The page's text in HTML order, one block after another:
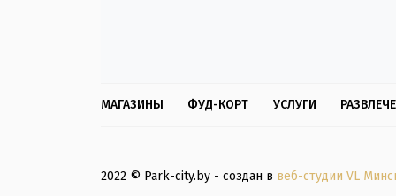
МАГАЗИНЫ ФУД-КОРТ УСЛУГИ
2022 © Park-city.by - создан в веб-студии VL